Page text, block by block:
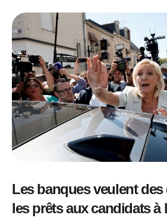
Les banques veulent
les prêts aux candidats à